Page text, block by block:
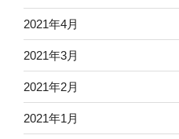
2021年4月
2021年3月
2021年2月
2021年1月